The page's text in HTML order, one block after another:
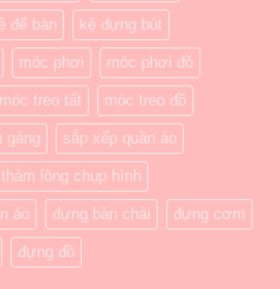
để bàn kệ đựng bút
móc phơi móc phơi đồ
móc treo tất móc treo đồ
gàng sắp xếp quần áo
thảm lông chụp hình
áo đựng bàn chải đựng cơm
đựng đồ